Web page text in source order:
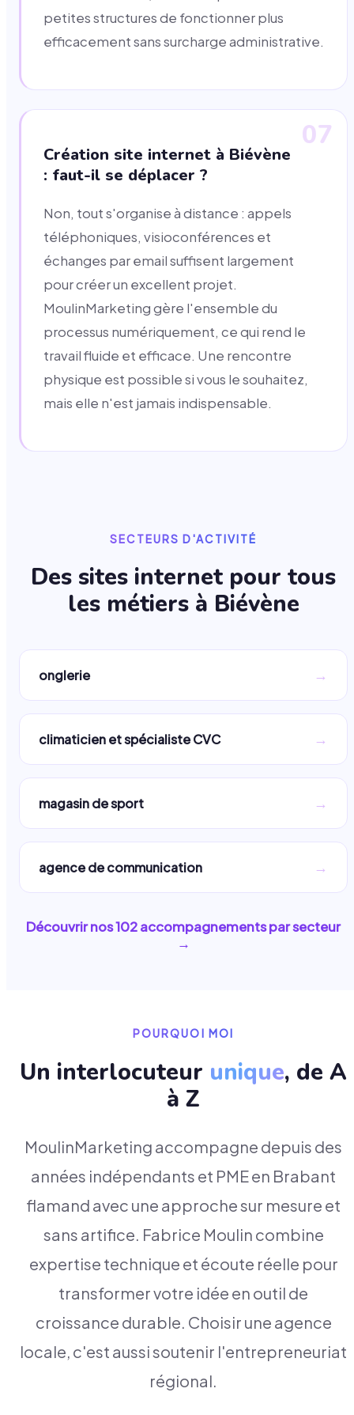
petites structures de fonctionner plus
efficacement sans surcharge administrative.
07
Création site internet à Biévène
: faut-il se déplacer ?
Non, tout s'organise à distance : appels
téléphoniques, visioconférences et
échanges par email suffisent largement
pour créer un excellent projet.
MoulinMarketing gère l'ensemble du
processus numériquement, ce qui rend le
travail fluide et efficace. Une rencontre
physique est possible si vous le souhaitez,
mais elle n'est jamais indispensable.
SECTEURS D'ACTIVITÉ
Des sites internet pour tous
les métiers à Biévène
onglerie →
climaticien et spécialiste CVC →
magasin de sport →
agence de communication →
Découvrir nos102accompagnements par secteur
→
POURQUOI MOI
Un interlocuteur unique, de A
à Z
MoulinMarketing accompagne depuis des
années indépendants et PME en Brabant
flamand avec une approche sur mesure et
sans artifice. Fabrice Moulin combine
expertise technique et écoute réelle pour
transformer votre idée en outil de
croissance durable. Choisir une agence
locale, c'est aussi soutenir l'entrepreneuriat
régional.